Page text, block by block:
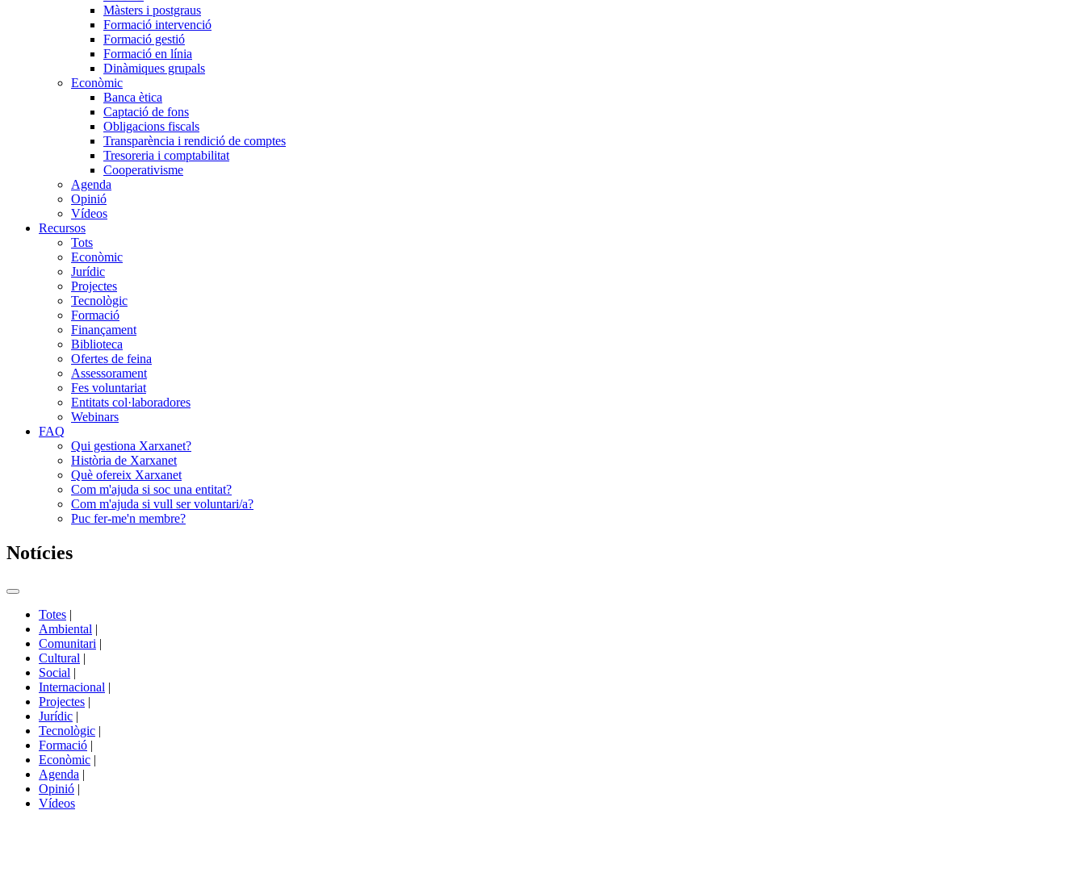
Màsters i postgraus
Formació intervenció
Formació gestió
Formació en línia
Dinàmiques grupals
Econòmic
Banca ètica
Captació de fons
Obligacions fiscals
Transparència i rendició de comptes
Tresoreria i comptabilitat
Cooperativisme
Agenda
Opinió
Vídeos
Recursos
Tots
Econòmic
Jurídic
Projectes
Tecnològic
Formació
Finançament
Biblioteca
Ofertes de feina
Assessorament
Fes voluntariat
Entitats col·laboradores
Webinars
FAQ
Qui gestiona Xarxanet?
Història de Xarxanet
Què ofereix Xarxanet
Com m'ajuda si soc una entitat?
Com m'ajuda si vull ser voluntari/a?
Puc fer-me'n membre?
Notícies
Commutador
portals
Totes |
Ambiental |
Comunitari |
Cultural |
Social |
Internacional |
Projectes |
Jurídic |
Tecnològic |
Formació |
Econòmic |
Agenda |
Opinió |
Vídeos